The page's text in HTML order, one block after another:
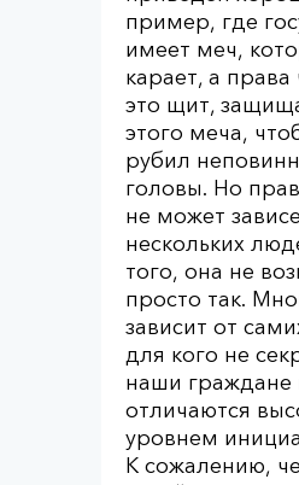
пример, где
имеет меч,
карает, а права
это щит,
этого меча,
рубил
головы. Но
не может
нескольких
того, она не
просто так.
зависит от
для кого не
наши граждане
отличаются
уровнем
К сожалению,